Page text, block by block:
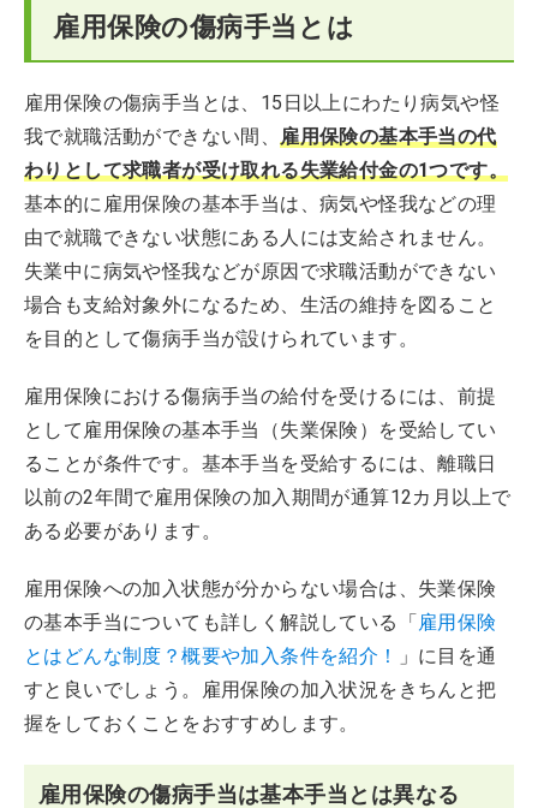
雇用保険の傷病手当と民間の医療保険の関係
こんなときどうする？傷病手当に関するお悩みQ＆A
雇用保険の傷病手当とは
雇用保険の傷病手当とは、15日以上にわたり病気や怪
我で就職活動ができない間、雇用保険の基本手当の代
わりとして求職者が受け取れる失業給付金の1つです。
基本的に雇用保険の基本手当は、病気や怪我などの理
由で就職できない状態にある人には支給されません。
失業中に病気や怪我などが原因で求職活動ができない
場合も支給対象外になるため、生活の維持を図ること
を目的として傷病手当が設けられています。
雇用保険における傷病手当の給付を受けるには、前提
として雇用保険の基本手当（失業保険）を受給してい
ることが条件です。基本手当を受給するには、離職日
以前の2年間で雇用保険の加入期間が通算12カ月以上で
ある必要があります。
雇用保険への加入状態が分からない場合は、失業保険
の基本手当についても詳しく解説している「雇用保険
とはどんな制度？概要や加入条件を紹介！
」に目を通
すと良いでしょう。雇用保険の加入状況をきちんと把
握をしておくことをおすすめします。
雇用保険の傷病手当は基本手当とは異なる